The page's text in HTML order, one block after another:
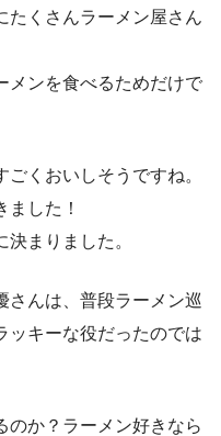
たくさんラーメン屋さん
メンを食べるためだけで
くおいしそうですね。
ました！
まりました。
さんは、普段ラーメン巡
ッキーな役だったのでは
のか？ラーメン好きなら